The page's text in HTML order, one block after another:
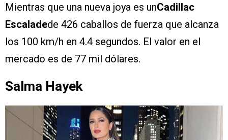
Mientras que una nueva joya es unCadillac
Escaladede 426 caballos de fuerza que alcanza
los 100 km/h en 4.4 segundos. El valor en el
mercado es de 77 mil dólares.
Salma Hayek